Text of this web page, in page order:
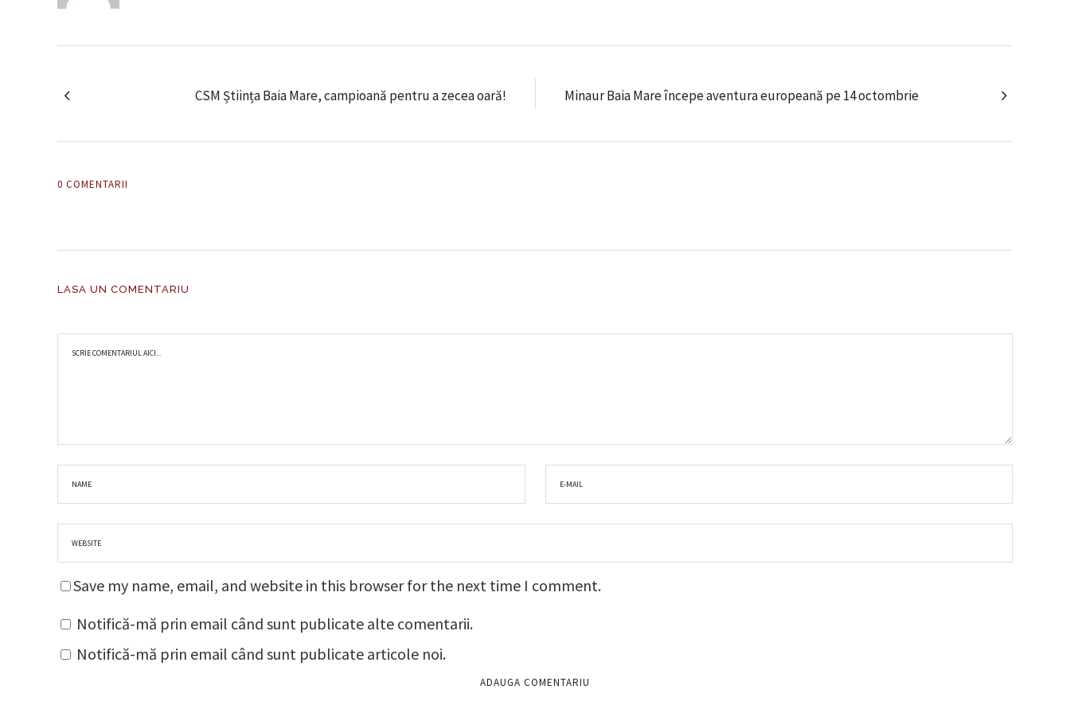
CSM Știința Baia Mare, campioană pentru a zecea oară! Minaur Baia Mare începe aventura europeană pe 14 octombrie
0 COMENTARII
LASA UN COMENTARIU
Save my name, email, and website in this browser for the next time I comment.
Notifică-mă prin email când sunt publicate alte comentarii.
Notifică-mă prin email când sunt publicate articole noi.